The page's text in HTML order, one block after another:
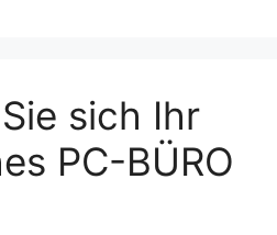
sich Ihr
PC-BÜRO